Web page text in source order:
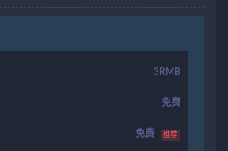
3RMB
免费
免费 推荐